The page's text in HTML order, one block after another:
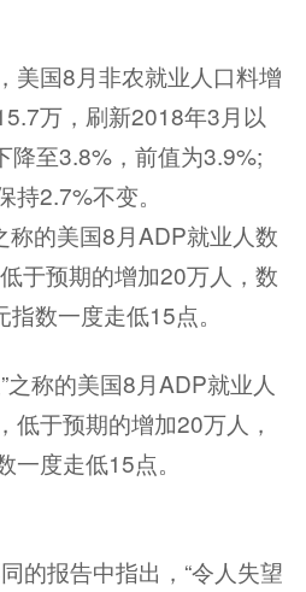
国8月非农就业人口料增
万，刷新2018年3月以
降至3.8%，前值为3.9%;
2.7%不变。
称的美国8月ADP就业人
低于预期的增加20万人，
度走低15点。
报告中指出，“令人失望